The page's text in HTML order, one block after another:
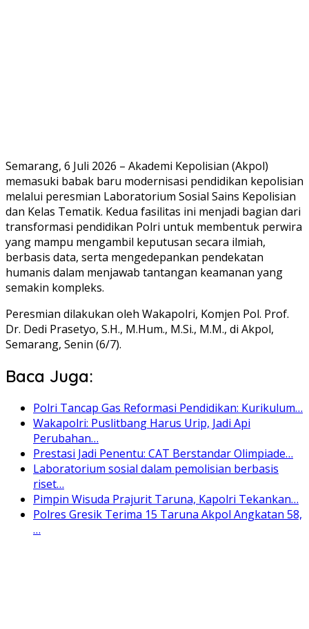
Semarang, 6 Juli 2026 – Akademi Kepolisian (Akpol)
memasuki babak baru modernisasi pendidikan kepolisian
melalui peresmian Laboratorium Sosial Sains Kepolisian
dan Kelas Tematik. Kedua fasilitas ini menjadi bagian dari
transformasi pendidikan Polri untuk membentuk perwira
yang mampu mengambil keputusan secara ilmiah,
berbasis data, serta mengedepankan pendekatan
humanis dalam menjawab tantangan keamanan yang
semakin kompleks.
Peresmian dilakukan oleh Wakapolri, Komjen Pol. Prof.
Dr. Dedi Prasetyo, S.H., M.Hum., M.Si., M.M., di Akpol,
Semarang, Senin (6/7).
Baca Juga:
Polri Tancap Gas Reformasi Pendidikan: Kurikulum…
Wakapolri: Puslitbang Harus Urip, Jadi Api
Perubahan…
Prestasi Jadi Penentu: CAT Berstandar Olimpiade…
Laboratorium sosial dalam pemolisian berbasis
riset…
Pimpin Wisuda Prajurit Taruna, Kapolri Tekankan…
Polres Gresik Terima 15 Taruna Akpol Angkatan 58,
…